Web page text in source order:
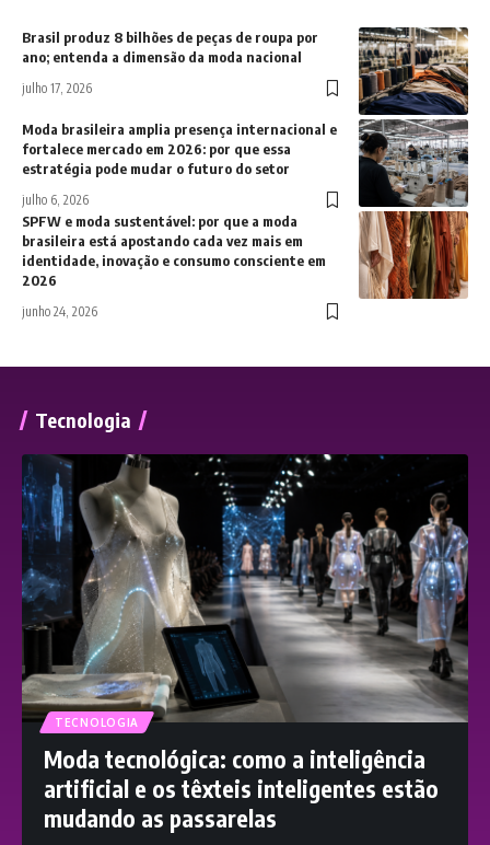
Brasil produz 8 bilhões de peças de roupa por
ano; entenda a dimensão da moda nacional
julho 17, 2026
Moda brasileira amplia presença internacional e
fortalece mercado em 2026: por que essa
estratégia pode mudar o futuro do setor
julho 6, 2026
SPFW e moda sustentável: por que a moda
brasileira está apostando cada vez mais em
identidade, inovação e consumo consciente em
2026
junho 24, 2026
Tecnologia
TECNOLOGIA
Moda tecnológica: como a inteligência
artificial e os têxteis inteligentes estão
mudando as passarelas